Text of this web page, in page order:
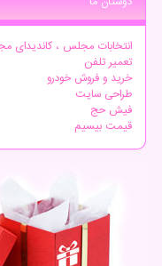
انتخابات مجلس ، کاندیدای
تعمیر تلفن
خرید و فروش خودرو
طراحی سایت
فیش حج
قیمت بیسیم